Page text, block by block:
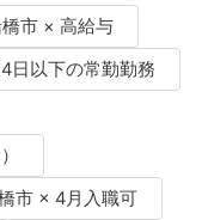
市 × 高給与
日以下の常勤勤務
市 × 4月入職可